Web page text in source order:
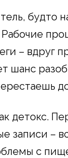
будто
Рабочие
– вдруг
шанс
детокс.
записи –
с